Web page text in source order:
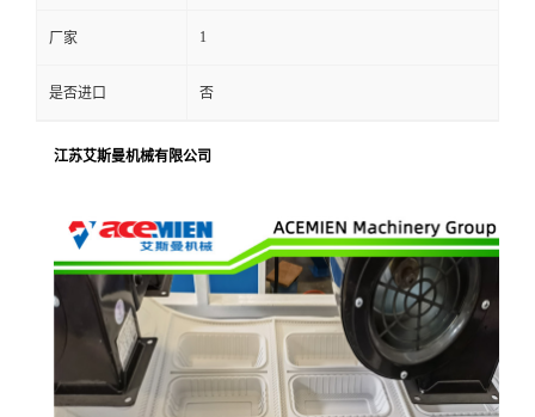
厂家 1
是否进口 否
江苏艾斯曼机械有限公司